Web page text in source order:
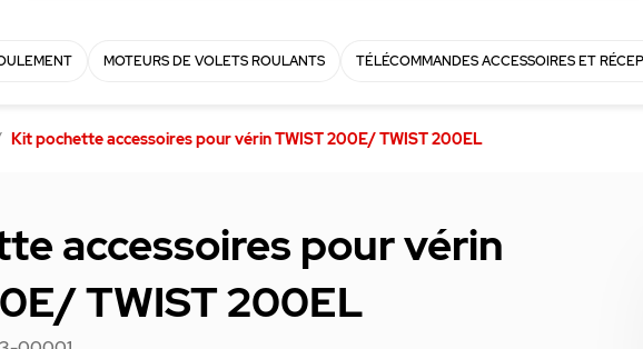
MOTEURS DE VOLETS ROULANTS TÉLÉCOMMANDES ACCESSOIRES ET
Kit pochette accessoires pour vérin TWIST 200E/ TWIST 200EL
accessoires pour vérin
TWIST 200EL